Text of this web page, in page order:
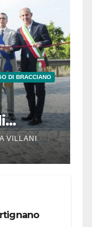
DI BRACCIANO
VILLANI